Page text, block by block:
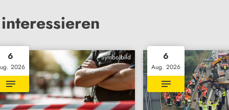
Symbolbild
6
2026
6
Aug. 2026